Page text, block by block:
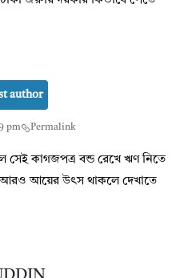
author
pm Permalink
সেই কাগজপত্র বন্ড রেখে ঋণ নিতে
আরও আয়ের উৎস থাকলে দেখাতে